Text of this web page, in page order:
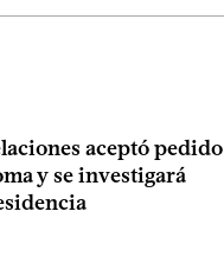
aceptó pedido
y se investigará